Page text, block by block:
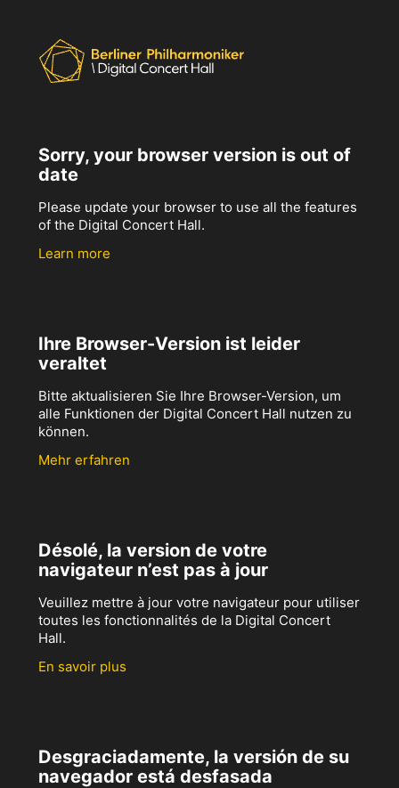
Sorry, your browser version is out of
date
Please update your browser to use all the features
of the Digital Concert Hall.
Learn more
Ihre Browser-Version ist leider
veraltet
Bitte aktualisieren Sie Ihre Browser-Version, um
alle Funktionen der Digital Concert Hall nutzen zu
können.
Mehr erfahren
Désolé, la version de votre
navigateur n’est pas à jour
Veuillez mettre à jour votre navigateur pour utiliser
toutes les fonctionnalités de la Digital Concert
Hall.
En savoir plus
Desgraciadamente, la versión de su
navegador está desfasada